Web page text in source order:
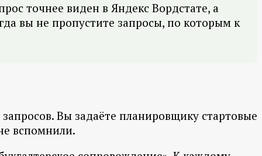
точнее виден в Яндекс Вордстате, а
вы не пропустите запросы, по которым к
Вы задаёте планировщику стартовые
вспомнили.